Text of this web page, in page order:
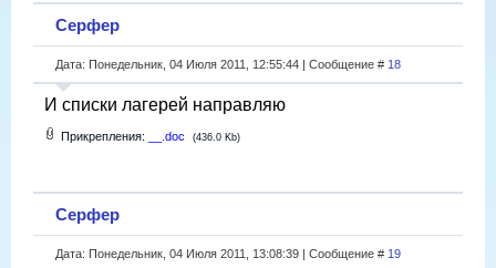
Серфер
Дата: Понедельник, 04 Июля 2011, 12:55:44 | Сообщение # 18
И списки лагерей направляю
Прикрепления: __.doc (436.0 Kb)
Серфер
Дата: Понедельник, 04 Июля 2011, 13:08:39 | Сообщение # 19